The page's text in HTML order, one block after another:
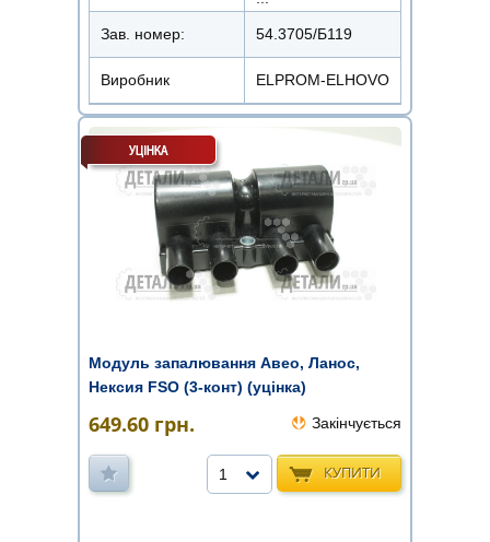
Зав. номер: 54.3705/Б119
Виробник ELPROM-ELHOVO
Модуль запалювання Авео, Ланос,
Нексия FSO (3-конт) (уцінка)
649.60 грн. Закінчується
КУПИТИ
1